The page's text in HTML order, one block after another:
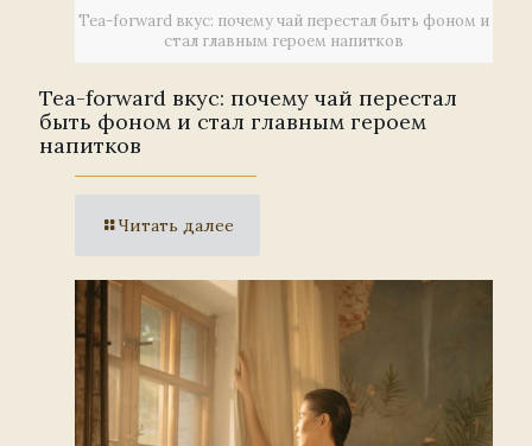
Tea-forward вкус: почему чай перестал быть фоном и
стал главным героем напитков
Tea-forward вкус: почему чай перестал
быть фоном и стал главным героем
напитков
Читать далее